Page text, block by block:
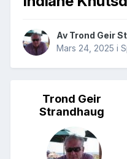
Av Trond Geir
Mars 24, 2025 i
Trond Geir
Strandhaug